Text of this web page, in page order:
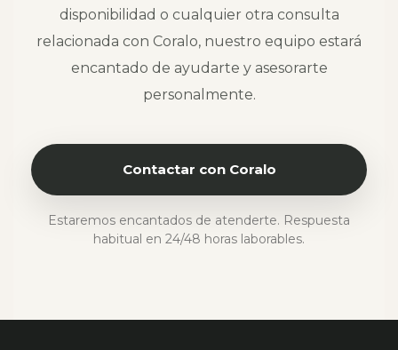
disponibilidad o cualquier otra consulta
relacionada con Coralo, nuestro equipo estará
encantado de ayudarte y asesorarte
personalmente.
Contactar con Coralo
Estaremos encantados de atenderte. Respuesta
habitual en 24/48 horas laborables.